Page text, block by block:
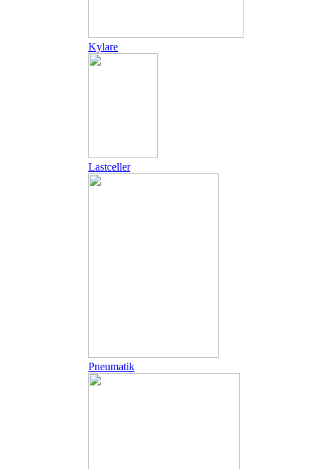
Kylare
Lastceller
Pneumatik